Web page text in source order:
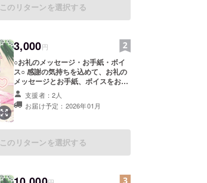
このリターンを選択する
3,000円
○お礼のメッセージ・お手紙・ボイ
ス○ 感謝の気持ちを込めて、お礼の
メッセージとお手紙、ボイスをお送
りします。 ボイスは1分以上のもの
をギガファイル便でお送りします。
備考欄にお手紙に記載してほしいお
支援者：2人
お届け予定：2026年01月
このリターンを選択する